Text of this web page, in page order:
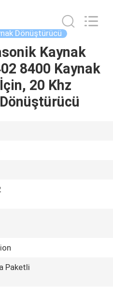
Dönüştürücü
Kaynak
8400 Kaynak
20 Khz
Paketli